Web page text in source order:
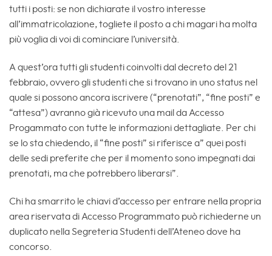
tutti i posti: se non dichiarate il vostro interesse
all’immatricolazione, togliete il posto a chi magari ha molta
più voglia di voi di cominciare l’università.
A quest’ora tutti gli studenti coinvolti dal decreto del 21
febbraio, ovvero gli studenti che si trovano in uno status nel
quale si possono ancora iscrivere (“prenotati”, “fine posti” e
“attesa”) avranno già ricevuto una mail da Accesso
Progammato con tutte le informazioni dettagliate. Per chi
se lo sta chiedendo, il “fine posti” si riferisce a” quei posti
delle sedi preferite che per il momento sono impegnati dai
prenotati, ma che potrebbero liberarsi”.
Chi ha smarrito le chiavi d’accesso per entrare nella propria
area riservata di Accesso Programmato può richiederne un
duplicato nella Segreteria Studenti dell’Ateneo dove ha
concorso.